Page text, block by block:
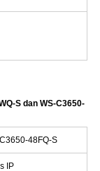
S dan WS-C3650-
48FQ-S
IP